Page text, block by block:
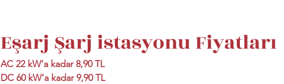
Eşarj Şarj istasyonu Fiyatları
AC 22 kW’a kadar 8,90 TL
DC 60 kW’a kadar 9,90 TL